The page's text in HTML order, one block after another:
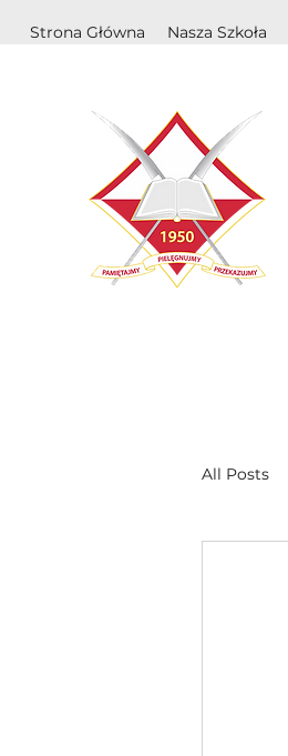
Strona Główna Nasza Szkoła
All Posts